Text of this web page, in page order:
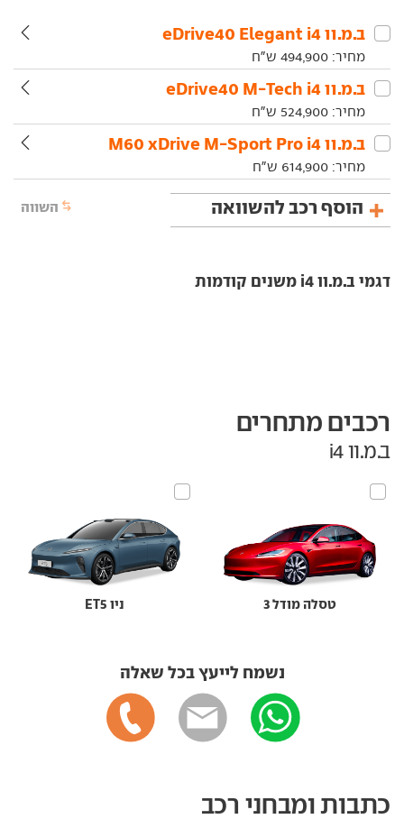
ב.מ.וו‏ i4‏ eDrive40 Elegant
מחיר: 494,900 ש"ח
ב.מ.וו‏ i4‏ eDrive40 M-Tech
מחיר: 524,900 ש"ח
ב.מ.וו‏ i4‏ M60 xDrive M-Sport Pro
מחיר: 614,900 ש"ח
הוסף רכב להשוואה השווה
דגמי ב.מ.וו i4 משנים קודמות
רכבים מתחרים
ב.מ.וו i4
טסלה מודל 3 ניו ET5
נשמח לייעץ בכל שאלה
כתבות ומבחני רכב